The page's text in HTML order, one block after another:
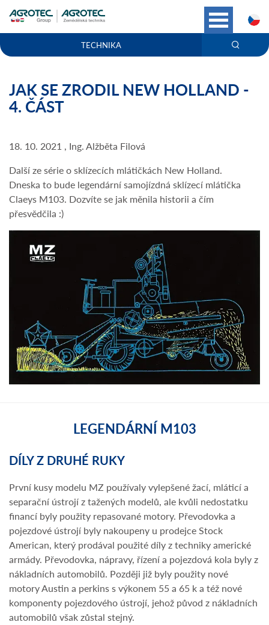
TECHNIKA
JAK SE ZRODIL NEW HOLLAND -
4. ČÁST
18. 10. 2021 , Ing. Alžběta Filová
Další ze série o sklízecích mlátičkách New Holland.
Dneska to bude legendární samojízdná sklízecí mlátička
Claeys M103. Dozvíte se jak měnila historii a čím
přesvědčila :)
LEGENDÁRNÍ M103
DÍLY Z DRUHÉ RUKY
První kusy modelu MZ používaly vylepšené žací, mláticí a
separační ústrojí z tažených modelů, ale kvůli nedostatku
financí byly použity repasované motory. Převodovka a
pojezdové ústrojí byly nakoupeny u prodejce Stock
American, který prodával použité díly z techniky americké
armády. Převodovka, nápravy, řízení a pojezdová kola byly z
nákladních automobilů. Později již byly použity nové
motory Austin a perkins s výkonem 55 a 65 k a též nové
komponenty pojezdového ústrojí, jehož původ z nákladních
automobilů však zůstal stejný.